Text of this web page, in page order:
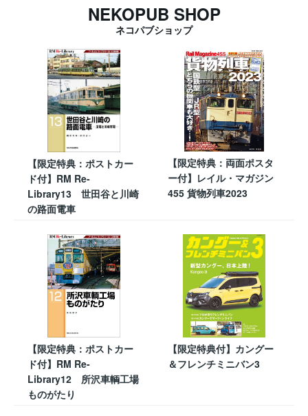
NEKOPUB SHOP
ネコパブショップ
【限定特典：ポストカー
ド付】RM Re-
Library13 世田谷と川崎
の路面電車
【限定特典：両面ポスタ
ー付】レイル・マガジン
455 貨物列車2023
【限定特典：ポストカー
ド付】RM Re-
Library12 所沢車輌工場
ものがたり
【限定特典付】カングー
＆フレンチミニバン3